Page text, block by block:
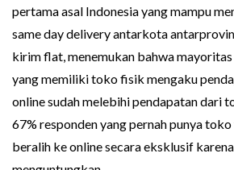
pertama asal Indonesia yang mampu
same day delivery antarkota
kirim flat, menemukan bahwa
yang memiliki toko fisik mengaku
online sudah melebihi pendapatan dari
67% responden yang pernah punya
beralih ke online secara eksklusif